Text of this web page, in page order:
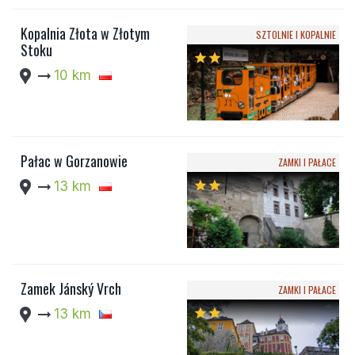
Kopalnia Złota w Złotym
Stoku
location_pin arrow_right_alt 10 km
SZTOLNIE I KOPALNIE
starstar
Pałac w Gorzanowie
location_pin arrow_right_alt 13 km
ZAMKI I PAŁACE
starstar
Zamek Jánský Vrch
location_pin arrow_right_alt 13 km
ZAMKI I PAŁACE
starstar